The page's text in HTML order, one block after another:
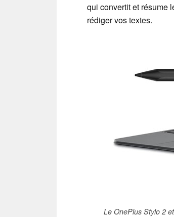
qui convertit et résume
rédiger vos textes.
Le OnePlus Stylo 2